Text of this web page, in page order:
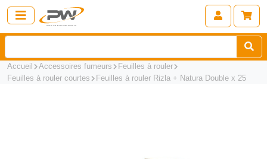
Accueil Accessoires fumeurs
Feuilles à rouler
Feuilles à rouler courtes
Feuilles à rouler Rizla + Natura Double x 25